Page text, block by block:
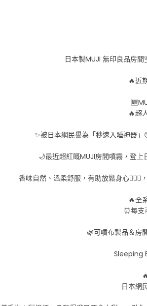
日本製MUJI 無印良品房
🔥近
🔥超
✨被日本網民譽為「秒速入睡神器
🌙最近超紅嘅MUJI房間噴霧，登
香味自然、溫柔舒服，有助放鬆身心
🔥全
⏰每支
🌿可噴布製品＆房
Sleeping
日本網